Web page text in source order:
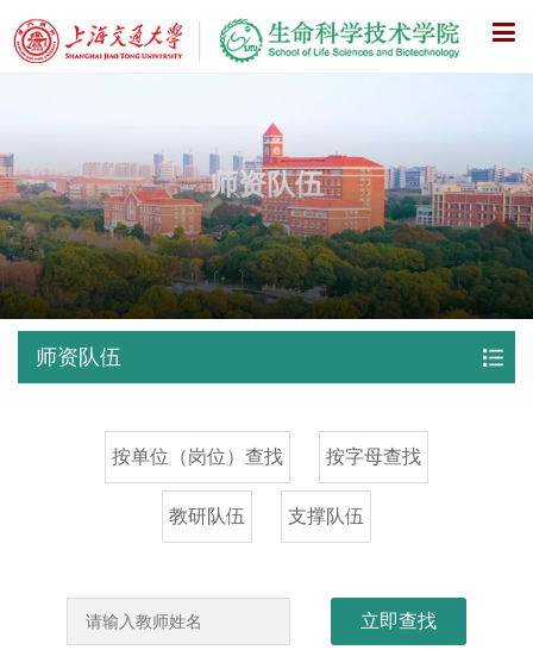
X
师资队伍
师资队伍
按单位（岗位）查找 按字母查找
教研队伍 支撑队伍
立即查找